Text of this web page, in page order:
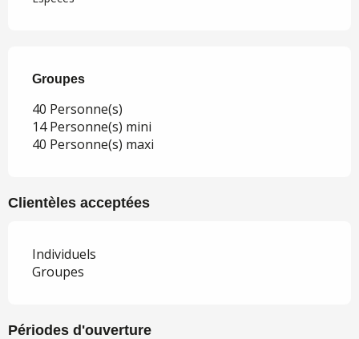
Groupes
Groupes
40 Personne(s)
14 Personne(s) mini
40 Personne(s) maxi
Clientèles acceptées
Individuels
Groupes
Périodes d'ouverture